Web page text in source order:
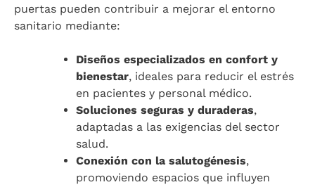
puertas pueden contribuir a mejorar el entorno
sanitario mediante:
Diseños especializados en confort y
bienestar, ideales para reducir el estrés
en pacientes y personal médico.
Soluciones seguras y duraderas,
adaptadas a las exigencias del sector
salud.
Conexión con la salutogénesis,
promoviendo espacios que influyen